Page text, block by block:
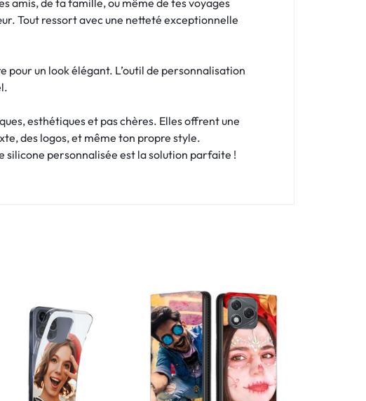
Tout ressort avec une netteté exceptionnelle
pour un look élégant. L’outil de personnalisation
esthétiques et pas chères. Elles offrent une
des logos, et même ton propre style.
silicone personnalisée est la solution parfaite !